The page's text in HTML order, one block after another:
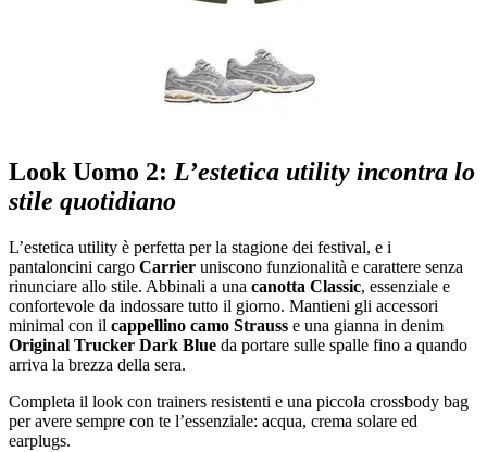
Look Uomo 2: L’estetica utility incontra lo
stile quotidiano
L’estetica utility è perfetta per la stagione dei festival, e i
pantaloncini cargo Carrier uniscono funzionalità e carattere senza
rinunciare allo stile. Abbinali a una canotta Classic, essenziale e
confortevole da indossare tutto il giorno. Mantieni gli accessori
minimal con il cappellino camo Strauss e una gianna in denim
Original Trucker Dark Blue da portare sulle spalle fino a quando
arriva la brezza della sera.
Completa il look con trainers resistenti e una piccola crossbody bag
per avere sempre con te l’essenziale: acqua, crema solare ed
earplugs.